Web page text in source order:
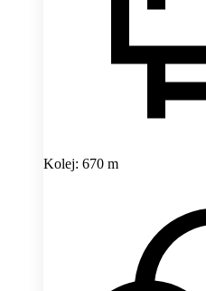
Kolej: 670 m